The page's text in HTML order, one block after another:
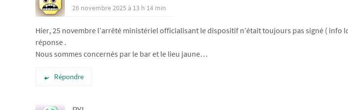
26 novembre 2025 à 13 h 14 min
Hier, 25 novembre l’arrêté ministériel officialisant le dispositif n’était toujours pas signé (
réponse .
Nous sommes concernés par le bar et le lieu jaune…
Répondre